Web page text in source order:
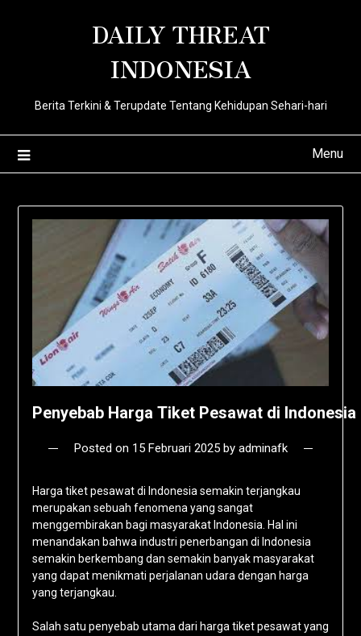
DAILY THREAT
INDONESIA
Berita Terkini & Terupdate Tentang Kehidupan Sehari-hari
Menu
Penyebab Harga Tiket Pesawat di
Posted on 15 Februari 2025by adminafk
Harga tiket pesawat di Indonesia semakin terjangkau
merupakan sebuah fenomena yang sangat
menggembirakan bagi masyarakat Indonesia. Hal ini
menandakan bahwa industri penerbangan di Indonesia
semakin berkembang dan semakin banyak masyarakat
yang dapat menikmati perjalanan udara dengan harga
yang terjangkau.
Salah satu penyebab utama dari harga tiket pesawat yang